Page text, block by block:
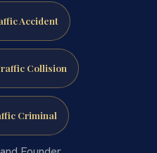
Accident
Collision
Criminal